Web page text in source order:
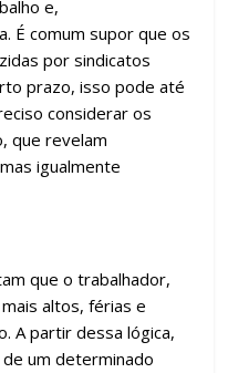
e,
É comum supor que os
por sindicatos
prazo, isso pode até
considerar os
que revelam
igualmente
que o trabalhador,
altos, férias e
A partir dessa lógica,
um determinado